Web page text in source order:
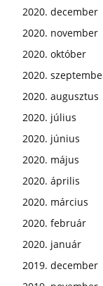
2020. december
2020. november
2020. október
2020.
2020. augusztus
2020. július
2020. június
2020. május
2020. április
2020. március
2020. február
2020. január
2019. december